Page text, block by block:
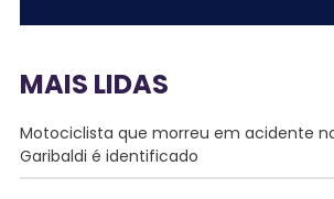
MAIS LIDAS
Motociclista que morreu em acidente
Garibaldi é identificado